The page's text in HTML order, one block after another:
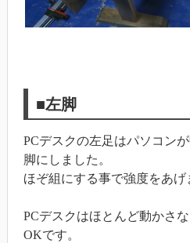
■左脚
PCデスクの左足はパソコン
脚にしました。
ほぞ組にする事で強度をあげ
PCデスクはほとんど動かさ
OKです。